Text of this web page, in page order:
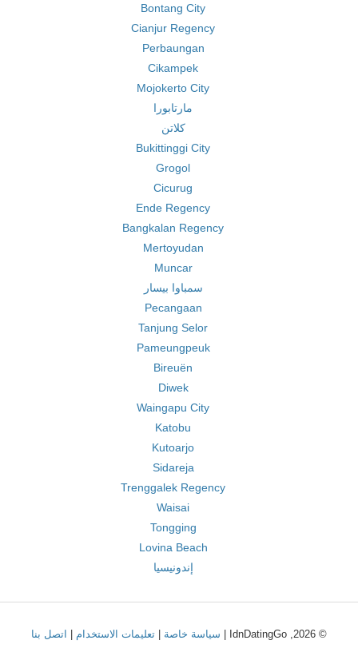
Bontang City
Cianjur Regency
Perbaungan
Cikampek
Mojokerto City
مارتابورا
كلاتن
Bukittinggi City
Grogol
Cicurug
Ende Regency
Bangkalan Regency
Mertoyudan
Muncar
سمباوا بيسار
Pecangaan
Tanjung Selor
Pameungpeuk
Bireuën
Diwek
Waingapu City
Katobu
Kutoarjo
Sidareja
Trenggalek Regency
Waisai
Tongging
Lovina Beach
إندونيسيا
© 2026, IdnDatingGo | سياسة خاصة تعليمات الاستخدام اتصل بنا